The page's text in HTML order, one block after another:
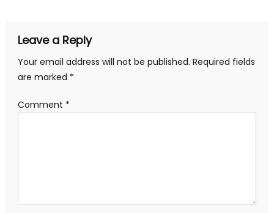
Leave a Reply
Your email address will not be published. Required fields
are marked *
Comment *